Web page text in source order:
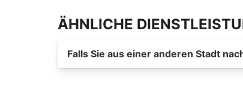
ÄHNLICHE
Falls Sie aus einer anderen Stadt